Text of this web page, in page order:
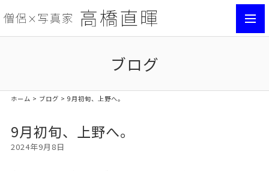
ブログ
ホーム > ブログ > 9月初旬、上野へ。
9月初旬、上野へ。
2024年9月8日